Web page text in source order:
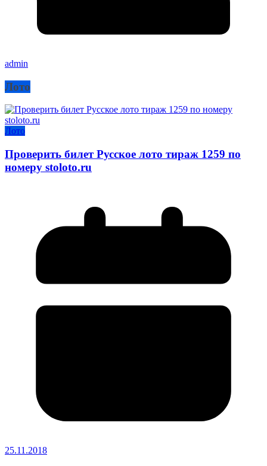
admin
Лото
Лото
Проверить билет Русское лото тираж 1259 по
номеру stoloto.ru
25.11.2018